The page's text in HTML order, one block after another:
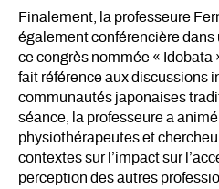
Finalement, la professeure
également conférencière dans
ce congrès nommée « Idobata
fait référence aux discussions
communautés japonaises
séance, la professeure a
physiothérapeutes et
contextes sur l’impact sur
perception des autres